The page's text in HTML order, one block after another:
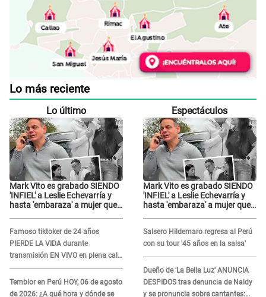
Lo más reciente
Lo último
Mark Vito es grabado SIENDO
'INFIEL' a Leslie Echevarría y
hasta 'embaraza' a mujer que
Famoso tiktoker de 24 años
PIERDE LA VIDA durante
transmisión EN VIVO en plena calle
y desata conmoción
Temblor en Perú HOY, 06 de agosto
de 2026: ¿A qué hora y dónde se
Espectáculos
Mark Vito es grabado SIENDO
'INFIEL' a Leslie Echevarría y
hasta 'embaraza' a mujer que
Salsero Hildemaro regresa al Perú
con su tour '45 años en la salsa'
Dueño de 'La Bella Luz' ANUNCIA
DESPIDOS tras denuncia de Naldy
y se pronuncia sobre cantantes: